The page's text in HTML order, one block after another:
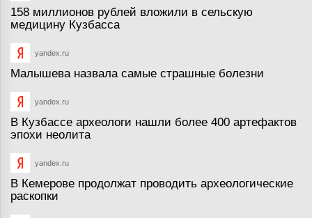
158 миллионов рублей вложили в сельскую
медицину Кузбасса
yandex.ru
Малышева назвала самые страшные болезни
yandex.ru
В Кузбассе археологи нашли более 400 артефактов
эпохи неолита
yandex.ru
В Кемерове продолжат проводить археологические
раскопки